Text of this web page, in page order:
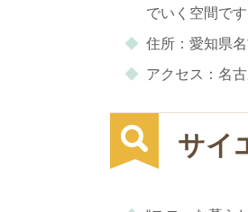
でいく空間です
住所：愛知県
アクセス：名
サイ